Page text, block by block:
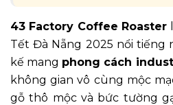
43 Factory Coffee Roaster
Tết Đà Nẵng 2025 nổi tiếng
kế mang phong cách
không gian vô cùng mộc
gỗ thô mộc và bức tường